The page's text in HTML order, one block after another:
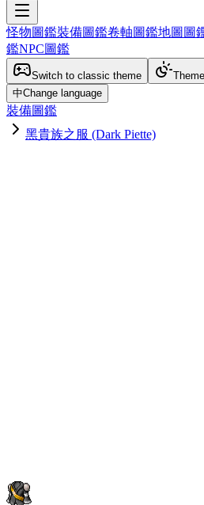
怪物圖鑑裝備圖鑑卷軸圖鑑地圖圖
鑑NPC圖鑑
Switch to classic theme
中Change language
裝備圖鑑
黑貴族之服 (Dark Piette)